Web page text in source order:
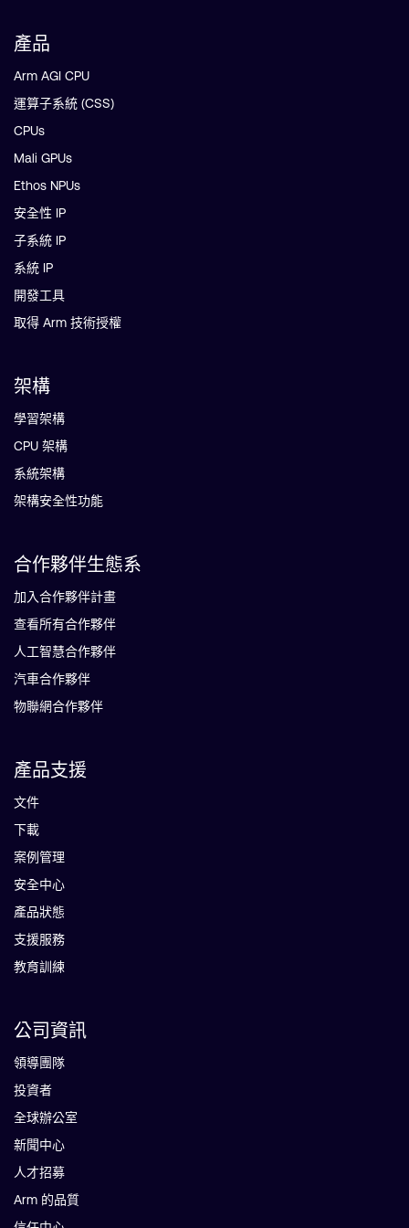
產品
Arm AGI CPU
運算子系統 (CSS)
CPUs
Mali GPUs
Ethos NPUs
安全性 IP
子系統 IP
系統 IP
開發工具
取得 Arm 技術授權
架構
學習架構
CPU 架構
系統架構
架構安全性功能
合作夥伴生態系
加入合作夥伴計畫
查看所有合作夥伴
人工智慧合作夥伴
汽車合作夥伴
物聯網合作夥伴
產品支援
文件
下載
案例管理
安全中心
產品狀態
支援服務
教育訓練
公司資訊
領導團隊
投資者
全球辦公室
新聞中心
人才招募
Arm 的品質